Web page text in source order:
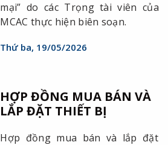
mại” do các Trọng tài viên của
MCAC thực hiện biên soạn.
Thứ ba, 19/05/2026
HỢP ĐỒNG MUA BÁN VÀ
LẮP ĐẶT THIẾT BỊ
Hợp đồng mua bán và lắp đặt